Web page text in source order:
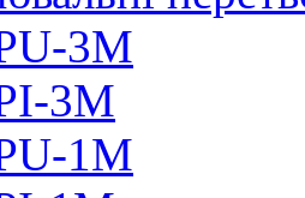
3M
3M
1M